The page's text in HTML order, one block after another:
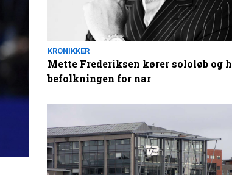
KRONIKKER
Mette Frederiksen kører sololøb og
befolkningen for nar